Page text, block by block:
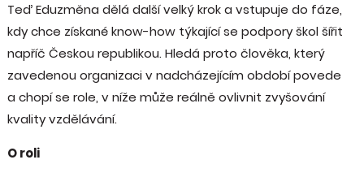
Teď Eduzměna dělá další velký krok a vstupuje do fáze,
kdy chce získané know-how týkající se podpory škol šířit
napříč Českou republikou. Hledá proto člověka, který
zavedenou organizaci v nadcházejícím období povede
a chopí se role, v níže může reálně ovlivnit zvyšování
kvality vzdělávání.
O roli